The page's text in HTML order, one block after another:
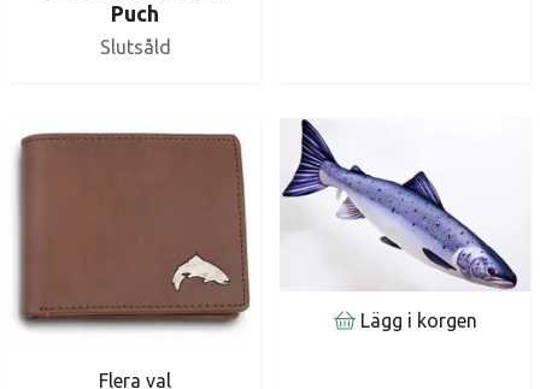
Puch
Slutsåld
Flera val
Lägg i korgen